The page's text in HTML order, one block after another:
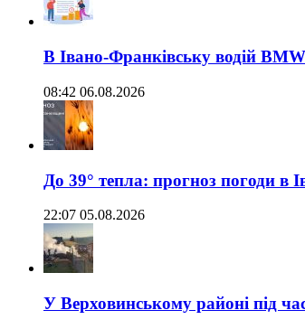
В Івано-Франківську водій
08:42 06.08.2026
До 39° тепла: прогноз погоди в
22:07 05.08.2026
У Верховинському районі під